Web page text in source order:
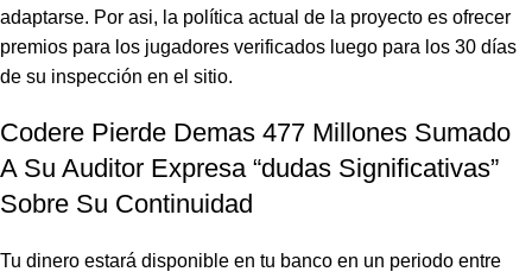
adaptarse. Por asi, la política actual de la proyecto es ofrecer
premios para los jugadores verificados luego para los 30 días
de su inspección en el sitio.
Codere Pierde Demas 477 Millones Sumado
A Su Auditor Expresa “dudas Significativas”
Sobre Su Continuidad
Tu dinero estará disponible en tu banco en un periodo entre